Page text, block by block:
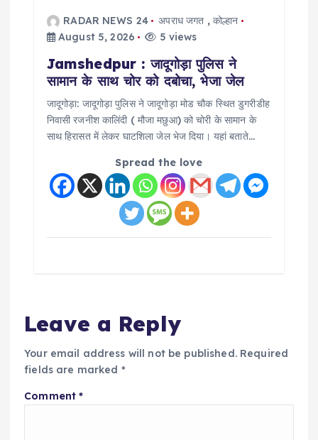
RADAR NEWS 24 अपराध जगत , कोल्हान
August 5, 2026
5 views
Jamshedpur : जादूगोड़ा पुलिस ने
सामान के साथ चोर को दबोचा, भेजा जेल
जादूगोड़ा: जादूगोड़ा पुलिस ने जादूगोड़ा मोड चौक स्थित डुगरीडीह
निवासी रजनीश कालिंदी ( मौजा मछुआ) को चोरी के सामान के
साथ हिरासत में लेकर घाटशिला जेल भेज दिया। यहां बताते…
Spread the love
Leave a Reply
Your email address will not be published. Required
fields are marked *
Comment*